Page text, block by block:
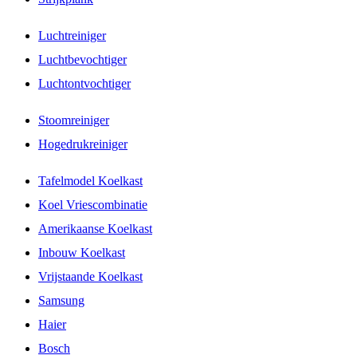
Luchtreiniger
Luchtbevochtiger
Luchtontvochtiger
Stoomreiniger
Hogedrukreiniger
Tafelmodel Koelkast
Koel Vriescombinatie
Amerikaanse Koelkast
Inbouw Koelkast
Vrijstaande Koelkast
Samsung
Haier
Bosch